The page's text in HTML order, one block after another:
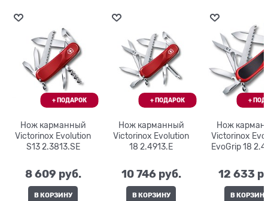
Нож карманный
Victorinox Evolution
S13 2.3813.SE
8 609 руб.
В КОРЗИНУ
Нож карманный
Victorinox Evolution
18 2.4913.E
10 746 руб.
В КОРЗИНУ
Нож
Victorinox
EvoGrip 18
12 633
В КОРЗИНУ